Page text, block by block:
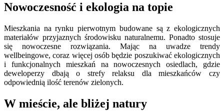
Nowoczesność i ekologia na topie
Mieszkania na rynku pierwotnym budowane są z ekologicznych
materiałów przyjaznych środowisku naturalnemu. Ponadto stosuje
się nowoczesne rozwiązania. Mając na uwadze trendy
wellbeingowe, coraz więcej osób będzie poszukiwać ekologicznych
i funkcjonalnych mieszkań na nowoczesnych osiedlach, gdzie
deweloperzy dbają o strefy relaksu dla mieszkańców czy
odpowiednią ilość terenów zielonych.
W mieście, ale bliżej natury